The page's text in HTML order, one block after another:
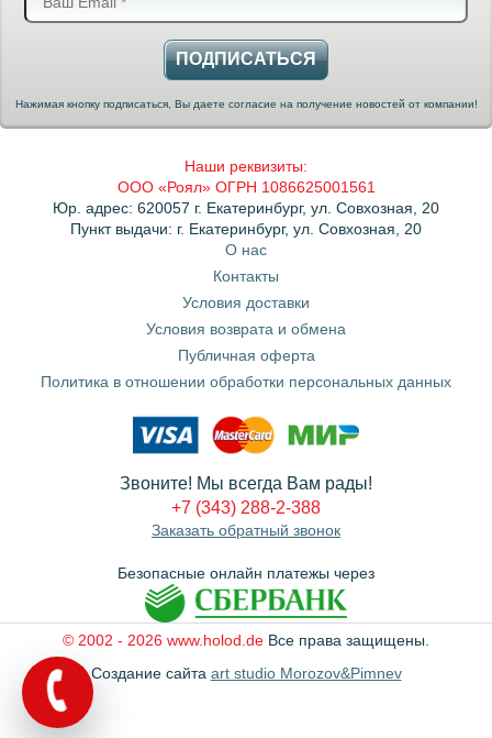
ПОДПИСАТЬСЯ
Нажимая кнопку подписаться, Вы даете согласие на получение новостей от компании!
Наши реквизиты:
ООО «Роял» ОГРН 1086625001561
Юр. адрес: 620057 г. Екатеринбург, ул. Совхозная, 20
Пункт выдачи: г. Екатеринбург, ул. Совхозная, 20
О нас
Контакты
Условия доставки
Условия возврата и обмена
Публичная оферта
Политика в отношении обработки персональных данных
Звоните! Мы всегда Вам рады!
+7 (343) 288-2-388
Заказать обратный звонок
Безопасные онлайн платежы через
© 2002 - 2026 www.holod.de Все права защищены.
Создание сайта art studio Morozov&Pimnev